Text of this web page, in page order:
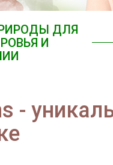
ДЛЯ
И
-